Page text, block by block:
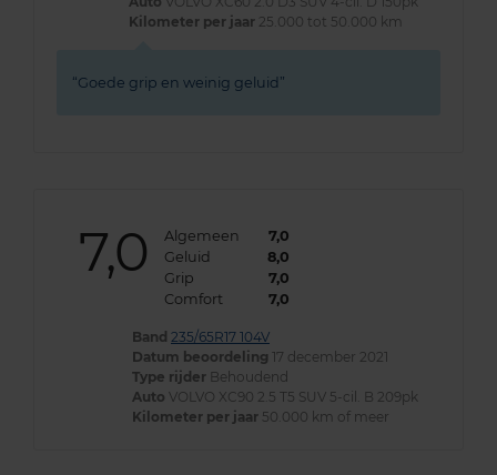
Kilometer per jaar 25.000 tot 50.000 km
Goede grip en weinig geluid
7,0 Algemeen
7,0
Geluid
8,0
Grip
7,0
Comfort
7,0
Band 235/65R17 104V
Datum beoordeling 17 december 2021
Type rijder Behoudend
Auto VOLVO XC90 2.5 T5 SUV 5-cil. B 209pk
Kilometer per jaar 50.000 km of meer